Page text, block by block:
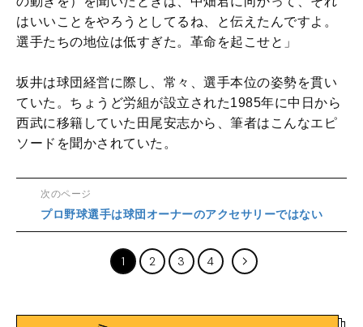
はいいことをやろうとしてるね、と伝えたんですよ。
選手たちの地位は低すぎた。革命を起こせと」
坂井は球団経営に際し、常々、選手本位の姿勢を貫い
ていた。ちょうど労組が設立された1985年に中日から
西武に移籍していた田尾安志から、筆者はこんなエピ
ソードを聞かされていた。
次のページ
プロ野球選手は球団オーナーのアクセサリーではない
1 2 3 4